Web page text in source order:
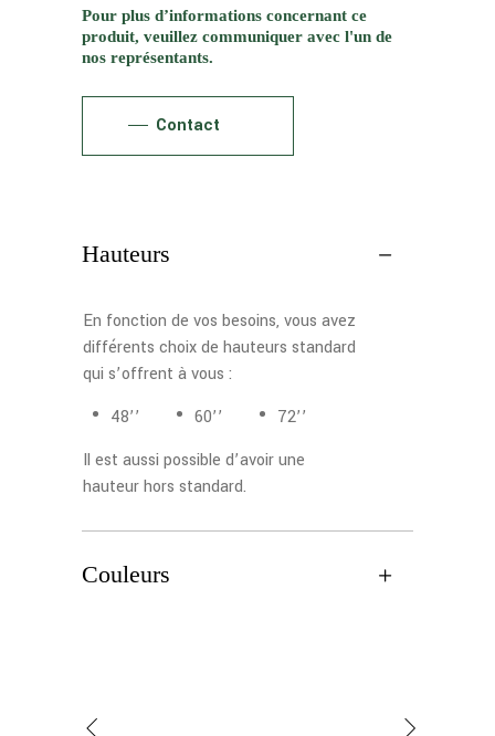
Pour plus d’informations concernant ce
produit, veuillez communiquer avec l'un de
nos représentants.
Contact
Hauteurs
En fonction de vos besoins, vous avez
différents choix de hauteurs standard
qui s’offrent à vous :
48’’
60’’
72’’
Il est aussi possible d’avoir une
hauteur hors standard.
Couleurs